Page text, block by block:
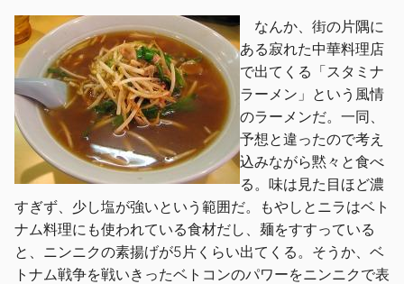
なんか、街の片隅に
ある寂れた中華料理店
で出てくる「スタミナ
ラーメン」という風情
のラーメンだ。一同、
予想と違ったので考え
込みながら黙々と食べ
る。味は見た目ほど濃
すぎず、少し塩が強いという範囲だ。もやしとニラはベト
ナム料理にも使われている食材だし、麺をすすっている
と、ニンニクの素揚げが5片くらい出てくる。そうか、ベ
トナム戦争を戦いきったベトコンのパワーをニンニクで表